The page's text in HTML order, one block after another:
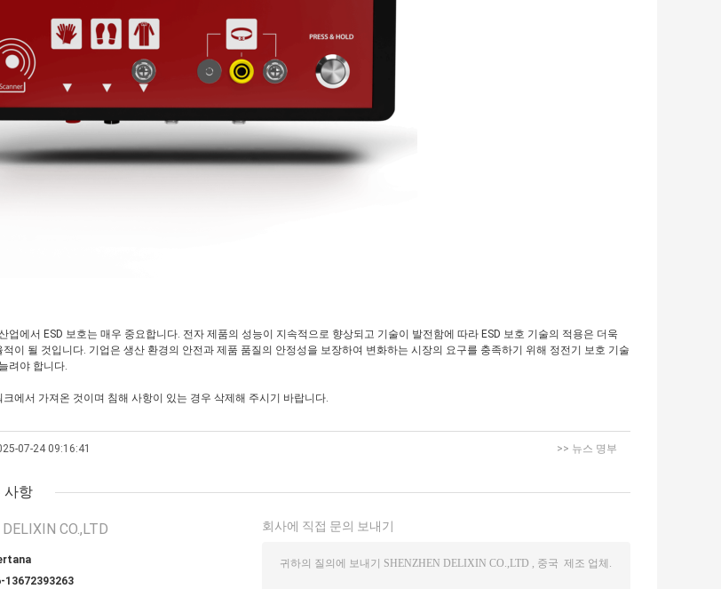
업에서 ESD 보호는 매우 중요합니다. 전자 제품의 성능이 지속적으로 향상되고 기술이 발전함에 따라 ESD 보호 기술의 적용은 더욱
적이 될 것입니다. 기업은 생산 환경의 안전과 제품 품질의 안정성을 보장하여 변화하는 시장의 요구를 충족하기 위해 정전기 보호 기술
려야 합니다.
크에서 가져온 것이며 침해 사항이 있는 경우 삭제해 주시기 바랍니다.
07-24 09:16:41 >> 뉴스 명부
사항
CO.,LTD
13672393263
회사에 직접 문의 보내기